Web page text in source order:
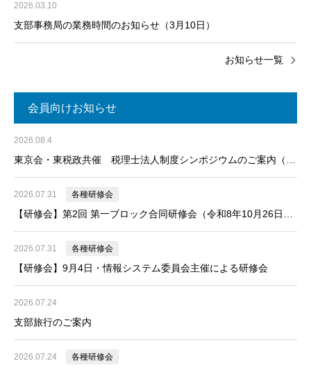
2026.03.10
支部事務局の業務時間のお知らせ（3月10日）
お知らせ一覧
会員向けお知らせ
2026.08.4
東京会・東税政共催 税理士法人制度シンポジウムのご案内（令
2026.07.31 各種研修会
【研修会】第2回 第一ブロック合同研修会（令和8年10月26日開
2026.07.31 各種研修会
【研修会】9月4日・情報システム委員会主催による研修会
2026.07.24
支部旅行のご案内
2026.07.24 各種研修会